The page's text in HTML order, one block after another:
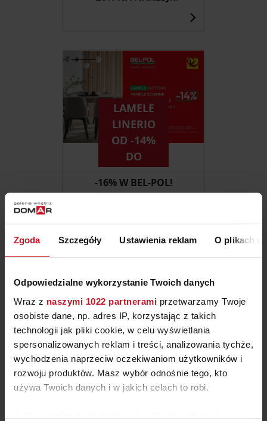
Zgoda Szczegóły Ustawienia reklam O plikach
Odpowiedzialne wykorzystanie Twoich danych
Wraz z naszymi 1022 partnerami przetwarzamy Twoje
osobiste dane, np. adres IP, korzystając z takich
technologii jak pliki cookie, w celu wyświetlania
spersonalizowanych reklam i treści, analizowania tychże,
wychodzenia naprzeciw oczekiwaniom użytkowników i
rozwoju produktów. Masz wybór odnośnie tego, kto
używa Twoich danych i w jakich celach to robi.
Jeśli wyrazisz na to zgodę, chcielibyśmy również:
LAMELE
LINERIO
OD -14%
DO
-16% W BEL-POL!
SPIEKI
LAMINAM
NAWET 50% TANIEJ